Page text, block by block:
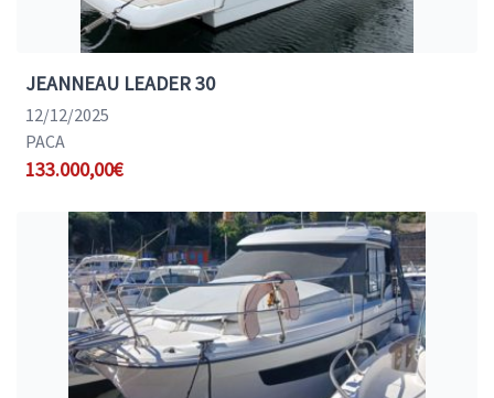
JEANNEAU LEADER 30
12/12/2025
PACA
133.000,00€